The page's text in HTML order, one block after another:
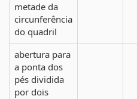
metade da
circunferência
do quadril
abertura para
a ponta dos
pés dividida
por dois